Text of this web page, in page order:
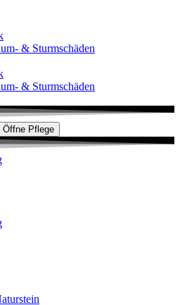
& Sturmschäden
& Sturmschäden
Öffne Pflege